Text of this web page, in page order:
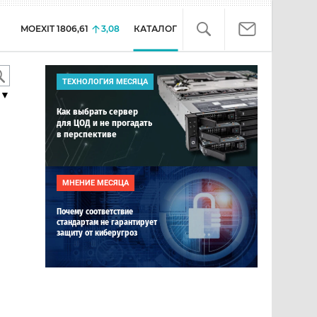
MOEXIT 1806,61 3,08 КАТАЛОГ
ТЕХНОЛОГИЯ МЕСЯЦА
Как выбрать сервер
для ЦОД и не прогадать
в перспективе
МНЕНИЕ МЕСЯЦА
Почему соответствие
стандартам не гарантирует
защиту от киберугроз